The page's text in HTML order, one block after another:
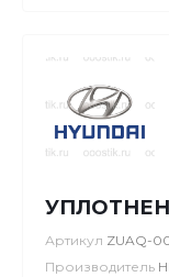
Артикул ZUAQ-
Производитель